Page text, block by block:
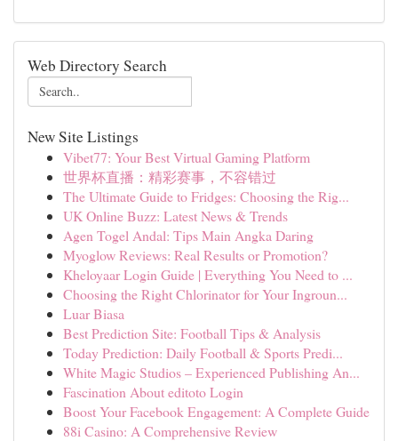
Web Directory Search
New Site Listings
Vibet77: Your Best Virtual Gaming Platform
世界杯直播：精彩赛事，不容错过
The Ultimate Guide to Fridges: Choosing the Rig...
UK Online Buzz: Latest News & Trends
Agen Togel Andal: Tips Main Angka Daring
Myoglow Reviews: Real Results or Promotion?
Kheloyaar Login Guide | Everything You Need to ...
Choosing the Right Chlorinator for Your Ingroun...
Luar Biasa
Best Prediction Site: Football Tips & Analysis
Today Prediction: Daily Football & Sports Predi...
White Magic Studios – Experienced Publishing An...
Fascination About editoto Login
Boost Your Facebook Engagement: A Complete Guide
88i Casino: A Comprehensive Review